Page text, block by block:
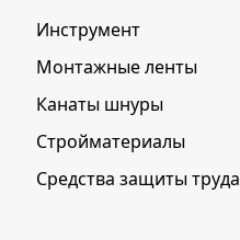
Инструмент
Монтажные ленты
Канаты шнуры
Стройматериалы
Средства защиты труда